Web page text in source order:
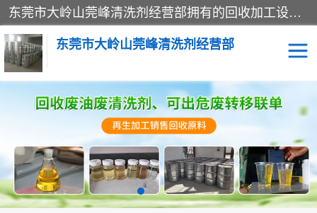
东莞市大岭山莞峰清洗剂经营部拥有的回收加工设备，大量废油回收、废清洗剂回收、废溶剂油回收、机械废油废清洗剂回收、废碳氢回收、碳氢液压油回收、碳氢二氯回收等废清洗剂处理；我们只是提供废旧化工原料的循环使用存放点，执行正规的存放，有正规的回收资质处理。同时我们公司批发零售回收级清洗剂，脱模油再生基础油，质量保证。
东莞市大岭山莞峰清洗剂经营部
废清洗剂回收
废溶剂油回收 机械废油废清洗剂回收
废碳氢回收 碳氢液压油回收